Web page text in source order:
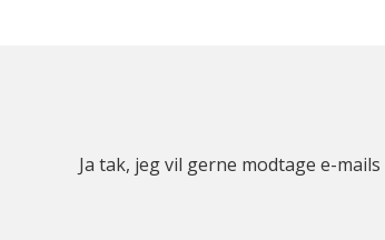
Ja tak, jeg vil gerne modtage e-